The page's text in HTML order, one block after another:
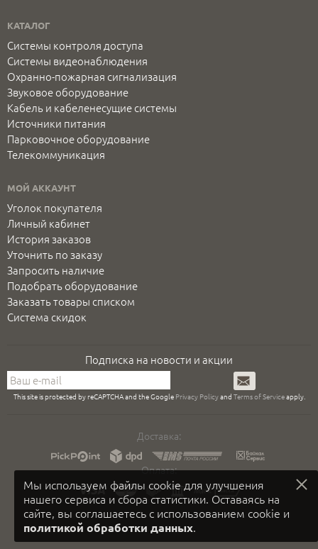
Мы используем файлы cookie для улучшения
нашего сервиса и сбора статистики. Оставаясь на
сайте, вы соглашаетесь с использованием cookie и
политикой обработки данных.
КАТАЛОГ
Системы контроля доступа
Системы видеонаблюдения
Охранно-пожарная сигнализация
Звуковое оборудование
Кабель и кабеленесущие системы
Источники питания
Парковочное оборудование
Телекоммуникация
МОЙ АККАУНТ
Уголок покупателя
Личный кабинет
История заказов
Уточнить по заказу
Запросить наличие
Подобрать оборудование
Заказать товары списком
Система скидок
Подписка на новости и акции
Подписаться
This site is protected by reCAPTCHA and the Google Privacy Policyand Terms of Serviceapply.
Доставка:
Оплата: